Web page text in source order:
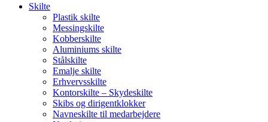
Skilte
Plastik skilte
Messingskilte
Kobberskilte
Aluminiums skilte
Stålskilte
Emalje skilte
Erhvervsskilte
Kontorskilte – Skydeskilte
Skibs og dirigentklokker
Navneskilte til medarbejdere